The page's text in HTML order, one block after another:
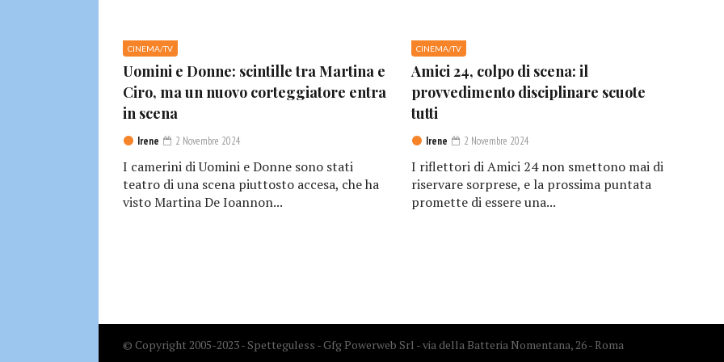
CINEMA/TV
Uomini e Donne: scintille tra Martina e
Ciro, ma un nuovo corteggiatore entra
in scena
Irene 2 Novembre 2024
I camerini di Uomini e Donne sono stati
teatro di una scena piuttosto accesa, che ha
visto Martina De Ioannon...
CINEMA/TV
Amici 24, colpo di scena: il
provvedimento disciplinare scuote
tutti
Irene 2 Novembre 2024
I riflettori di Amici 24 non smettono mai di
riservare sorprese, e la prossima puntata
promette di essere una...
© Copyright 2005-2023 - Spetteguless - Gfg Powerweb Srl - via della Batteria Nomentana, 26 - Roma